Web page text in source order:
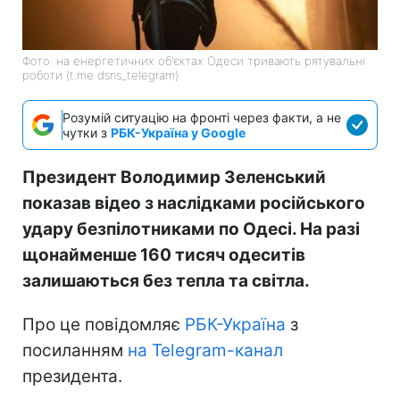
Фото: на енергетичних об'єктах Одеси тривають рятувальні
роботи (t.me dsns_telegram)
Розумій ситуацію на фронті через факти, а не
чутки з РБК-Україна у Google
Президент Володимир Зеленський
показав відео з наслідками російського
удару безпілотниками по Одесі. На разі
щонайменше 160 тисяч одеситів
залишаються без тепла та світла.
Про це повідомляє РБК-Україна з
посиланням на Telegram-канал
президента.